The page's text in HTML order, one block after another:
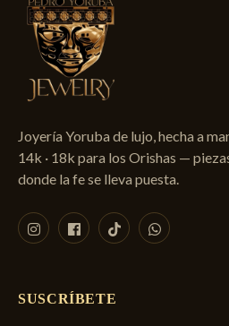
Joyería Yoruba de lujo, hecha a
14k · 18k para los Orishas —
donde la fe se lleva puesta.
SUSCRÍBETE